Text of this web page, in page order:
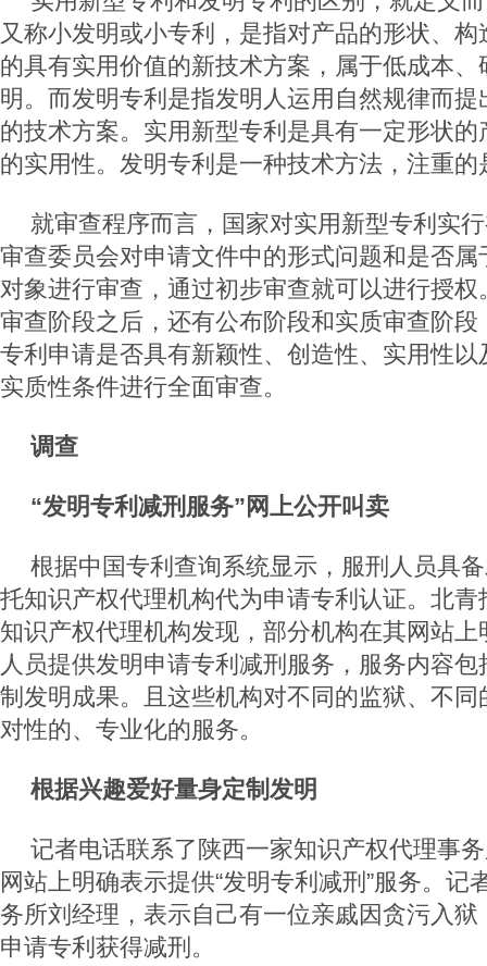
又称小发明或小专利，是指对产品的形状、
的具有实用价值的新技术方案，属于低成本
明。而发明专利是指发明人运用自然规律而
的技术方案。实用新型专利是具有一定形状
的实用性。发明专利是一种技术方法，注重的
就审查程序而言，国家对实用新型专利实
审查委员会对申请文件中的形式问题和是否
对象进行审查，通过初步审查就可以进行授
审查阶段之后，还有公布阶段和实质审查阶
专利申请是否具有新颖性、创造性、实用性
实质性条件进行全面审查。
调查
“发明专利减刑服务”网上公开叫卖
根据中国专利查询系统显示，服刑人员具
托知识产权代理机构代为申请专利认证。北
知识产权代理机构发现，部分机构在其网站
人员提供发明申请专利减刑服务，服务内容
制发明成果。且这些机构对不同的监狱、不
对性的、专业化的服务。
根据兴趣爱好量身定制发明
记者电话联系了陕西一家知识产权代理事
网站上明确表示提供“发明专利减刑”服务。记
务所刘经理，表示自己有一位亲戚因贪污入
申请专利获得减刑。